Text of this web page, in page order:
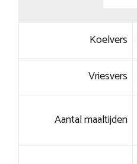
Koelvers
Vriesvers
Aantal maaltijden